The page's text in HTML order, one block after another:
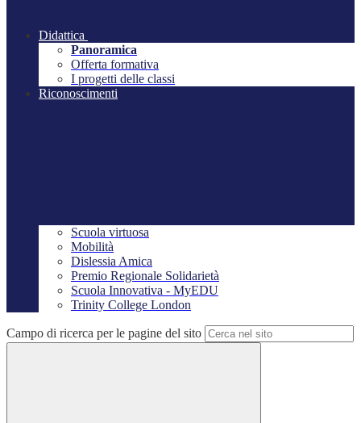
Didattica
Panoramica
Offerta formativa
I progetti delle classi
Riconoscimenti
Scuola virtuosa
Mobilità
Dislessia Amica
Premio Regionale Solidarietà
Scuola Innovativa - MyEDU
Trinity College London
Campo di ricerca per le pagine del sito